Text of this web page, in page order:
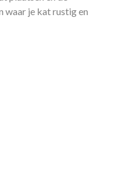
waar je kat rustig en